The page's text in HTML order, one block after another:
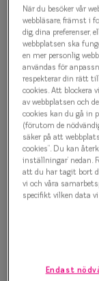
Sun
1 000 kr
Svart
Bågstorlek
S
120-126 mm
När du besöker vår
webbläsare, främst i
dig, dina preferenser,
webbplatsen ska
en mer personlig
användas för
respekterar din rätt
cookies. Att blockera
av webbplatsen och
cookies kan du gå in
(förutom de
säker på att
cookies”. Du kan
inställningar’ nedan.
att du har tagit bort
vi och våra
specifikt vilken data
Endast